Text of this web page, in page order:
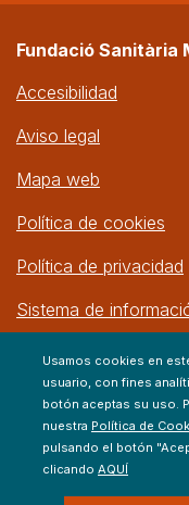
Fundació Sanitària
Accesibilidad
Aviso legal
Mapa web
Política de cookies
Política de privacidad
Sistema de
Usamos cookies en
usuario, con fines
botón aceptas su uso.
nuestra Política de
pulsando el botón
clicando AQUÍ